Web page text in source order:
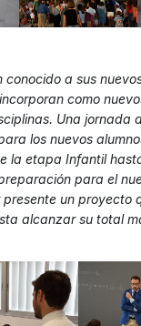
conocido a sus
como
Una jornada
los nuevos
la etapa Infantil
para el
un proyecto
alcanzar su total